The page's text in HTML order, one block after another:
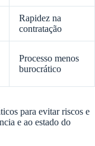
Rapidez na
contratação
Processo menos
burocrático
para evitar riscos e
e ao estado do